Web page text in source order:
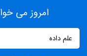
امروز می